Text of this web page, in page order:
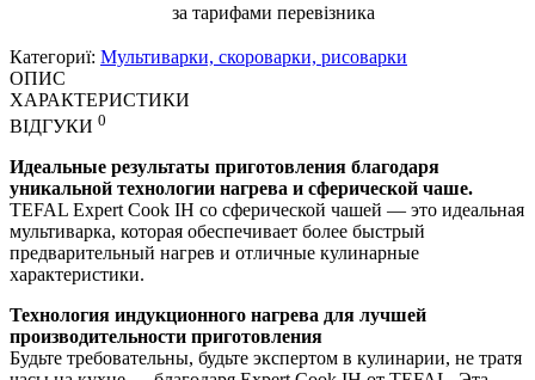
за тарифами перевізника
Категориї: Мультиварки, скороварки, рисоварки
ОПИС
ХАРАКТЕРИСТИКИ
ВІДГУКИ 0
Идеальные результаты приготовления благодаря
уникальной технологии нагрева и сферической чаше.
TEFAL Expert Cook IH со сферической чашей — это идеальная
мультиварка, которая обеспечивает более быстрый
предварительный нагрев и отличные кулинарные
характеристики.
Технология индукционного нагрева для лучшей
производительности приготовления
Будьте требовательны, будьте экспертом в кулинарии, не тратя